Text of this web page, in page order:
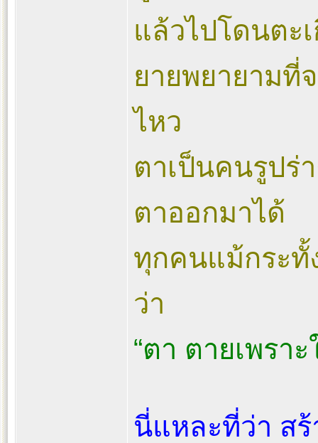
แล้วไปโดนตะ
ยายพยายามที่
ไหว
ตาเป็นคนรูปร่
ตาออกมาได้
ทุกคนแม้กระทั้
ว่า
“ตา ตายเพรา
นี่แหละที่ว่า สร้